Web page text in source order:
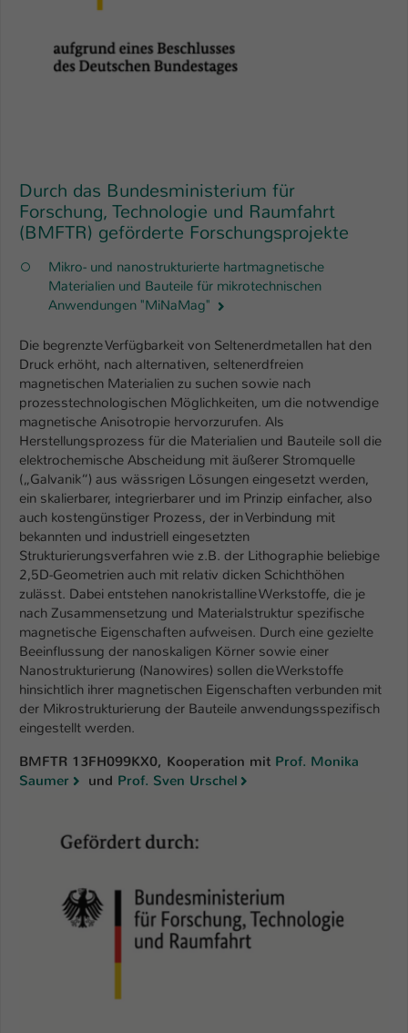
Durch das Bundesministerium für
Forschung, Technologie und Raumfahrt
(BMFTR) geförderte Forschungsprojekte
Mikro- und nanostrukturierte hartmagnetische
Materialien und Bauteile für mikrotechnischen
Anwendungen "MiNaMag"
Die begrenzte Verfügbarkeit von Seltenerdmetallen hat den
Druck erhöht, nach alternativen, seltenerdfreien
magnetischen Materialien zu suchen sowie nach
prozesstechnologischen Möglichkeiten, um die notwendige
magnetische Anisotropie hervorzurufen. Als
Herstellungsprozess für die Materialien und Bauteile soll die
elektrochemische Abscheidung mit äußerer Stromquelle
(„Galvanik“) aus wässrigen Lösungen eingesetzt werden,
ein skalierbarer, integrierbarer und im Prinzip einfacher, also
auch kostengünstiger Prozess, der in Verbindung mit
bekannten und industriell eingesetzten
Strukturierungsverfahren wie z.B. der Lithographie beliebige
2,5D-Geometrien auch mit relativ dicken Schichthöhen
zulässt. Dabei entstehen nanokristalline Werkstoffe, die je
nach Zusammensetzung und Materialstruktur spezifische
magnetische Eigenschaften aufweisen. Durch eine gezielte
Beeinflussung der nanoskaligen Körner sowie einer
Nanostrukturierung (Nanowires) sollen die Werkstoffe
hinsichtlich ihrer magnetischen Eigenschaften verbunden mit
der Mikrostrukturierung der Bauteile anwendungsspezifisch
eingestellt werden.
BMFTR 13FH099KX0, Kooperation mit Prof. Monika
Saumer
und Prof. Sven Urschel